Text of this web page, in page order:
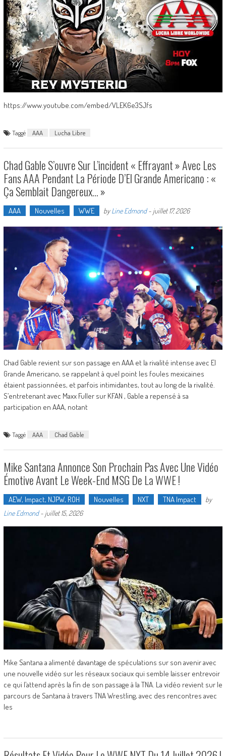
https://www.youtube.com/embed/VLEK6e3SJfs
Taggé AAA Lucha Libre
Chad Gable S’ouvre Sur L’incident « Effrayant » Avec Les
Fans AAA Pendant La Période D’El Grande Americano : «
Ça Semblait Dangereux… »
AAA Nouvelles WWE byLine Edmond- juillet 17, 2026
Chad Gable revient sur son passage en AAA et la rivalité intense avec El
Grande Americano, se rappelant à quel point les foules mexicaines
étaient passionnées, et parfois intimidantes, tout au long de la rivalité.
S’entretenant avec Maxx Fuller sur KFAN , Gable a repensé à sa
participation en AAA, notant
Taggé AAA Chad Gable
Mike Santana Annonce Son Prochain Pas Avec Une Vidéo
Émotive Avant Le Week-End MSG De La WWE !
AEW, Impact, NJPW, ROH Nouvelles NXT TNA Impact
by
Line Edmond- juillet 15, 2026
Mike Santana a alimenté davantage de spéculations sur son avenir avec
une nouvelle vidéo sur les réseaux sociaux qui semble laisser entrevoir
ce qui l’attend après la fin de son passage à la TNA. La vidéo revient sur le
parcours de Santana à travers TNA Wrestling, avec des rencontres avec
les